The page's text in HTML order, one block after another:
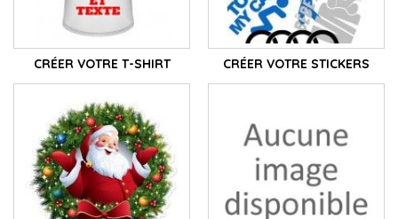
CRÉER VOTRE T-SHIRT CRÉER VOTRE STICKERS